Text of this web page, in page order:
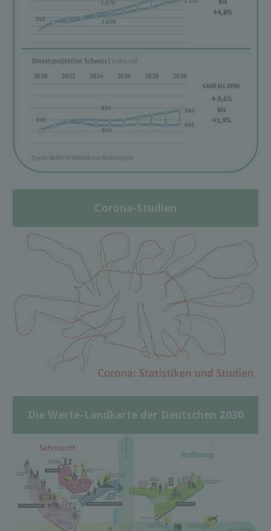
Corona-Studien
Die Werte-Landkarte der Deutschen 2030